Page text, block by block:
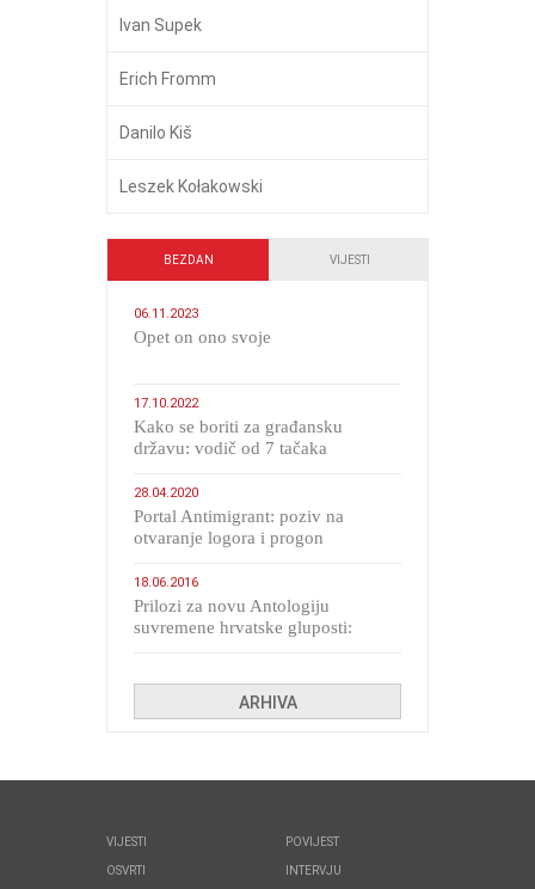
Ivan Supek
Erich Fromm
Danilo Kiš
Leszek Kołakowski
BEZDAN VIJESTI
06.11.2023
​Opet on ono svoje
17.10.2022
Kako se boriti za građansku
državu: vodič od 7 tačaka
28.04.2020
Portal Antimigrant: poziv na
otvaranje logora i progon
18.06.2016
Prilozi za novu Antologiju
suvremene hrvatske gluposti:
ARHIVA
VIJESTI
OSVRTI
POVIJEST
INTERVJU